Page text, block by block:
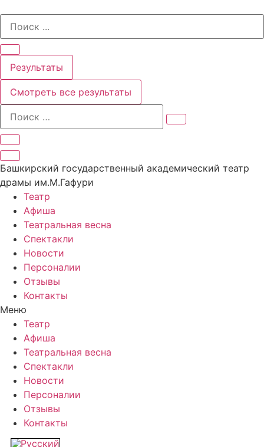
содержимому
Search
Результаты
Смотреть все результаты
Башкирский государственный академический театр
драмы им.М.Гафури
Театр
Афиша
Театральная весна
Спектакли
Новости
Персоналии
Отзывы
Контакты
Меню
Театр
Афиша
Театральная весна
Спектакли
Новости
Персоналии
Отзывы
Контакты